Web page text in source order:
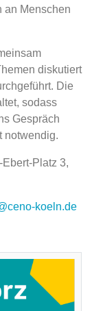
an Menschen
diskutiert
Die
sodass
Gespräch
notwendig.
Ebert-Platz 3,
koeln.de